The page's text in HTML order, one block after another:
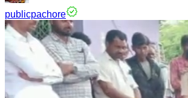
publicpachore